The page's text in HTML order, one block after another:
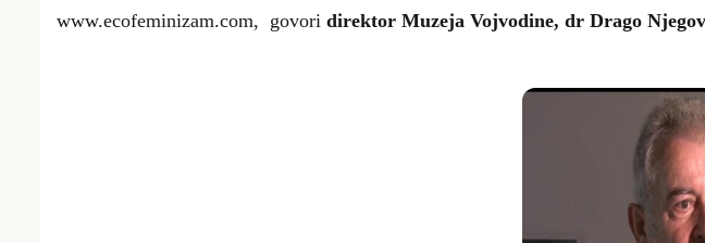
www.ecofeminizam.com, govori direktor Muzeja Vojvodine, dr Drago